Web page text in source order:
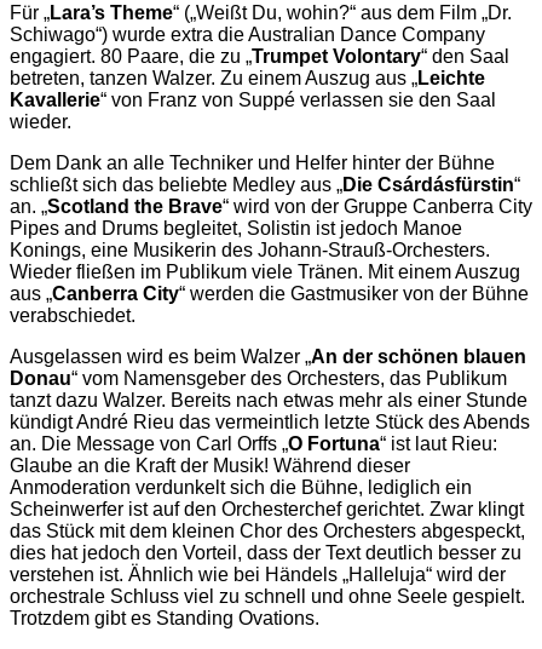
Für „Lara’s Theme“ („Weißt Du, wohin?“ aus dem Film „Dr.
Schiwago“) wurde extra die Australian Dance Company
engagiert. 80 Paare, die zu „Trumpet Volontary“ den Saal
betreten, tanzen Walzer. Zu einem Auszug aus „Leichte
Kavallerie“ von Franz von Suppé verlassen sie den Saal
wieder.
Dem Dank an alle Techniker und Helfer hinter der Bühne
schließt sich das beliebte Medley aus „Die Csárdásfürstin“
an. „Scotland the Brave“ wird von der Gruppe Canberra City
Pipes and Drums begleitet, Solistin ist jedoch Manoe
Konings, eine Musikerin des Johann-Strauß-Orchesters.
Wieder fließen im Publikum viele Tränen. Mit einem Auszug
aus „Canberra City“ werden die Gastmusiker von der Bühne
verabschiedet.
Ausgelassen wird es beim Walzer „An der schönen blauen
Donau“ vom Namensgeber des Orchesters, das Publikum
tanzt dazu Walzer. Bereits nach etwas mehr als einer Stunde
kündigt André Rieu das vermeintlich letzte Stück des Abends
an. Die Message von Carl Orffs „O Fortuna“ ist laut Rieu:
Glaube an die Kraft der Musik! Während dieser
Anmoderation verdunkelt sich die Bühne, lediglich ein
Scheinwerfer ist auf den Orchesterchef gerichtet. Zwar klingt
das Stück mit dem kleinen Chor des Orchesters abgespeckt,
dies hat jedoch den Vorteil, dass der Text deutlich besser zu
verstehen ist. Ähnlich wie bei Händels „Halleluja“ wird der
orchestrale Schluss viel zu schnell und ohne Seele gespielt.
Trotzdem gibt es Standing Ovations.